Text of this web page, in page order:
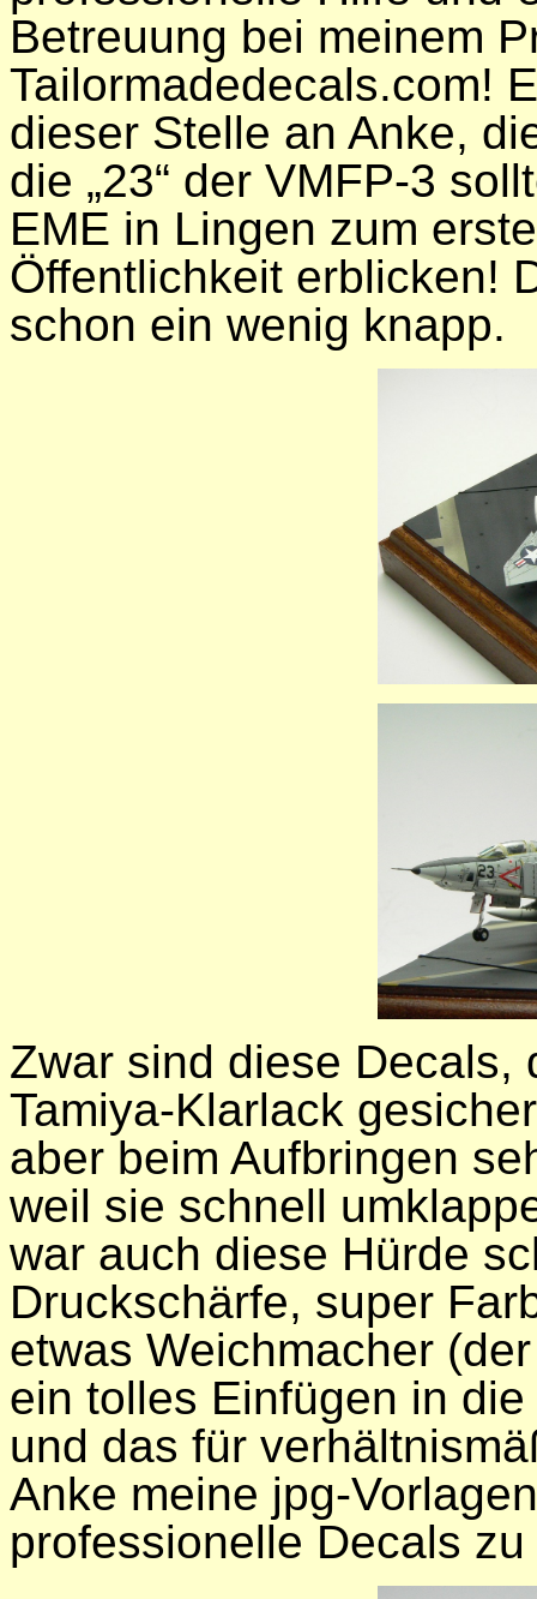
Betreuung bei meinem
Tailormadedecals.com!
dieser Stelle an Anke,
die „23“ der VMFP-3
EME in Lingen zum
Öffentlichkeit erblicken!
schon ein wenig knapp.
Zwar sind diese Decals,
Tamiya-Klarlack
aber beim Aufbringen
weil sie schnell
war auch diese Hürde
Druckschärfe, super
etwas Weichmacher
ein tolles Einfügen in
und das für
Anke meine jpg-
professionelle Decals